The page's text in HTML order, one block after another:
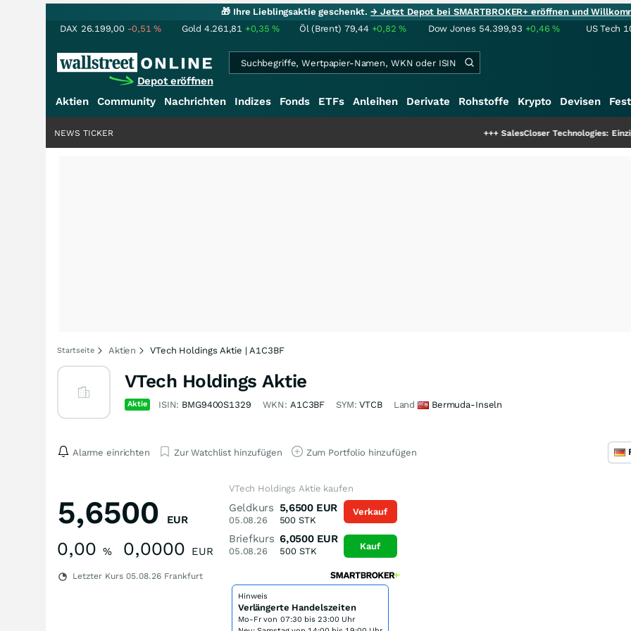
🎁 Ihre Lieblingsaktie geschenkt.→ Jetzt Depot bei SMARTBROKER+ eröffnen und
DAX 26.199,00 -0,51% Gold 4.261,81 +0,35% Öl (Brent) 79,44 +0,82% Dow Jones 54.399,93 +0,46% US Tech
Depot eröffnen
Aktien Community Nachrichten Indizes Fonds ETFs Anleihen Derivate Rohstoffe Krypto Devisen
SalesCloser Technologies: Einzigartige
NEWS TICKER
Startseite Aktien VTech Holdings Aktie | A1C3BF
VTech Holdings Aktie
Aktie ISIN: BMG9400S1329 WKN: A1C3BF SYM:VTCB Land Bermuda-Inseln
Alarme einrichten Zur Watchlist hinzufügen Zum Portfolio hinzufügen
5,6500 EUR
0,00 % 0,0000 EUR
Letzter Kurs 05.08.26 Frankfurt
VTech Holdings Aktie kaufen
Geldkurs
05.08.26
5,6500 EUR
500 STK
Briefkurs
05.08.26
6,0500 EUR
500STK
Verkauf
Kauf
Hinweis
Verlängerte Handelszeiten
Mo-Fr von 07:30 bis 23:00 Uhr